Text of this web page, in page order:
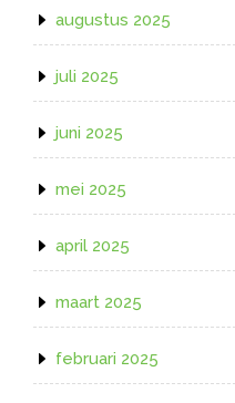
augustus 2025
juli 2025
juni 2025
mei 2025
april 2025
maart 2025
februari 2025